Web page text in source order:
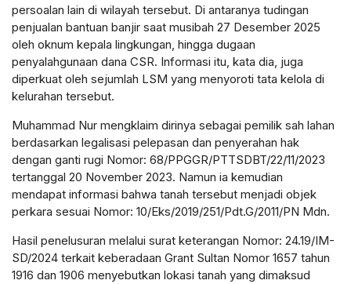
persoalan lain di wilayah tersebut. Di antaranya tudingan
penjualan bantuan banjir saat musibah 27 Desember 2025
oleh oknum kepala lingkungan, hingga dugaan
penyalahgunaan dana CSR. Informasi itu, kata dia, juga
diperkuat oleh sejumlah LSM yang menyoroti tata kelola di
kelurahan tersebut.
Muhammad Nur mengklaim dirinya sebagai pemilik sah lahan
berdasarkan legalisasi pelepasan dan penyerahan hak
dengan ganti rugi Nomor: 68/PPGGR/PTTSDBT/22/11/2023
tertanggal 20 November 2023. Namun ia kemudian
mendapat informasi bahwa tanah tersebut menjadi objek
perkara sesuai Nomor: 10/Eks/2019/251/Pdt.G/2011/PN Mdn.
Hasil penelusuran melalui surat keterangan Nomor: 24.19/IM-
SD/2024 terkait keberadaan Grant Sultan Nomor 1657 tahun
1916 dan 1906 menyebutkan lokasi tanah yang dimaksud